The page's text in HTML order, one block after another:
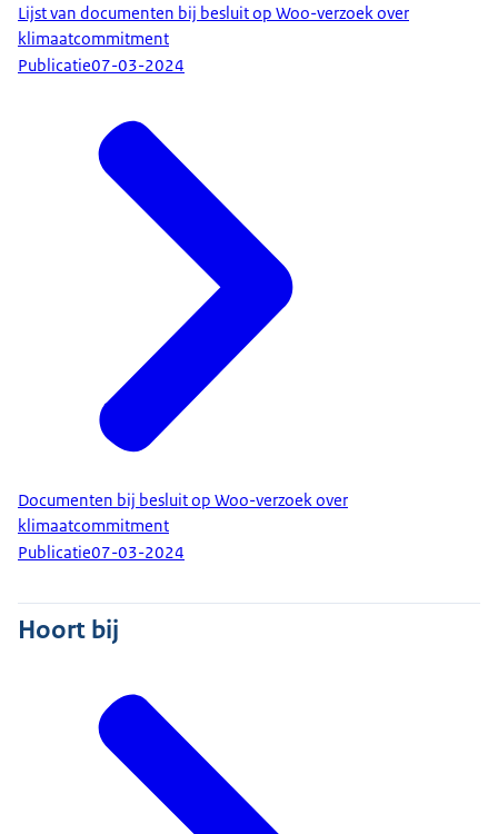
Lijst van documenten bij besluit op Woo-verzoek over
klimaatcommitment
Publicatie07-03-2024
Documenten bij besluit op Woo-verzoek over
klimaatcommitment
Publicatie07-03-2024
Hoort bij